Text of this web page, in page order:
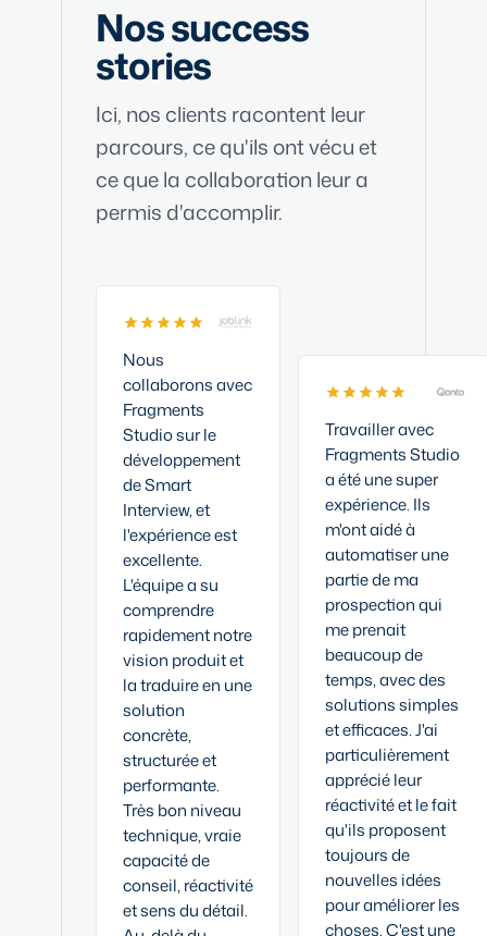
Nos success
stories
Ici, nos clients racontent leur
parcours, ce qu'ils ont vécu et
ce que la collaboration leur a
permis d'accomplir.
Nous
collaborons avec
Fragments
Studio sur le
développement
de Smart
Interview, et
l'expérience est
excellente.
L'équipe a su
comprendre
rapidement notre
vision produit et
la traduire en une
solution
concrète,
structurée et
performante.
Très bon niveau
technique, vraie
capacité de
conseil, réactivité
et sens du détail.
Travailler avec
Fragments Studio
a été une super
expérience. Ils
m'ont aidé à
automatiser une
partie de ma
prospection qui
me prenait
beaucoup de
temps, avec des
solutions simples
et efficaces. J'ai
particulièrement
apprécié leur
réactivité et le fait
qu'ils proposent
toujours de
nouvelles idées
pour améliorer les
choses. C'est une